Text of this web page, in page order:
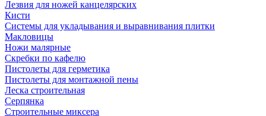
Лезвия для ножей канцелярских
Кисти
Системы для укладывания и выравнивания плитки
Макловицы
Ножи малярные
Скребки по кафелю
Пистолеты для герметика
Пистолеты для монтажной пены
Леска строительная
Серпянка
Строительные миксера